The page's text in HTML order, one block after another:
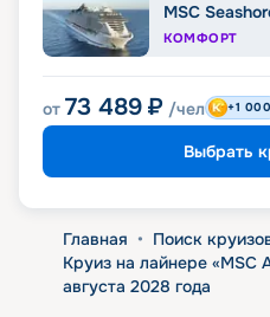
MSC
КОМФОРТ
от 73 489 ₽ /чел +1 000
Выбрать
Главная • Поиск
Круиз на лайнере «MSC
августа 2028 года